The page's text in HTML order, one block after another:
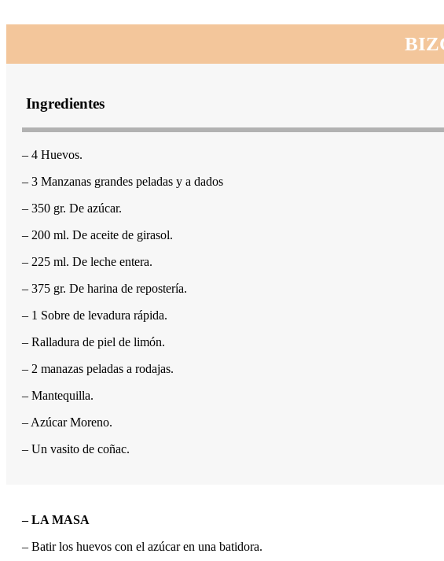
Ingredientes
– 4 Huevos.
– 3 Manzanas grandes peladas y a dados
– 350 gr. De azúcar.
– 200 ml. De aceite de girasol.
– 225 ml. De leche entera.
– 375 gr. De harina de repostería.
– 1 Sobre de levadura rápida.
– Ralladura de piel de limón.
– 2 manazas peladas a rodajas.
– Mantequilla.
– Azúcar Moreno.
– Un vasito de coñac.
– LA MASA
– Batir los huevos con el azúcar en una batidora.